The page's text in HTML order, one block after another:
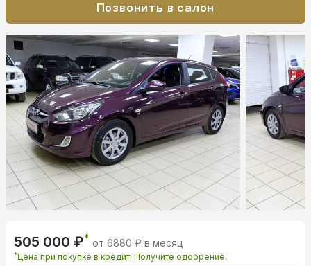
Позвонить в салон
505 000 ₽* от 6880 ₽ в месяц
*Цена при покупке в кредит. Получите одобрение: